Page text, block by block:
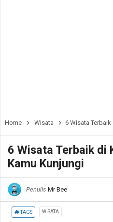
Home Wisata 6 Wisata Terbaik
6 Wisata Terbaik di
Kamu Kunjungi
Penulis Mr Bee
TAGS WISATA